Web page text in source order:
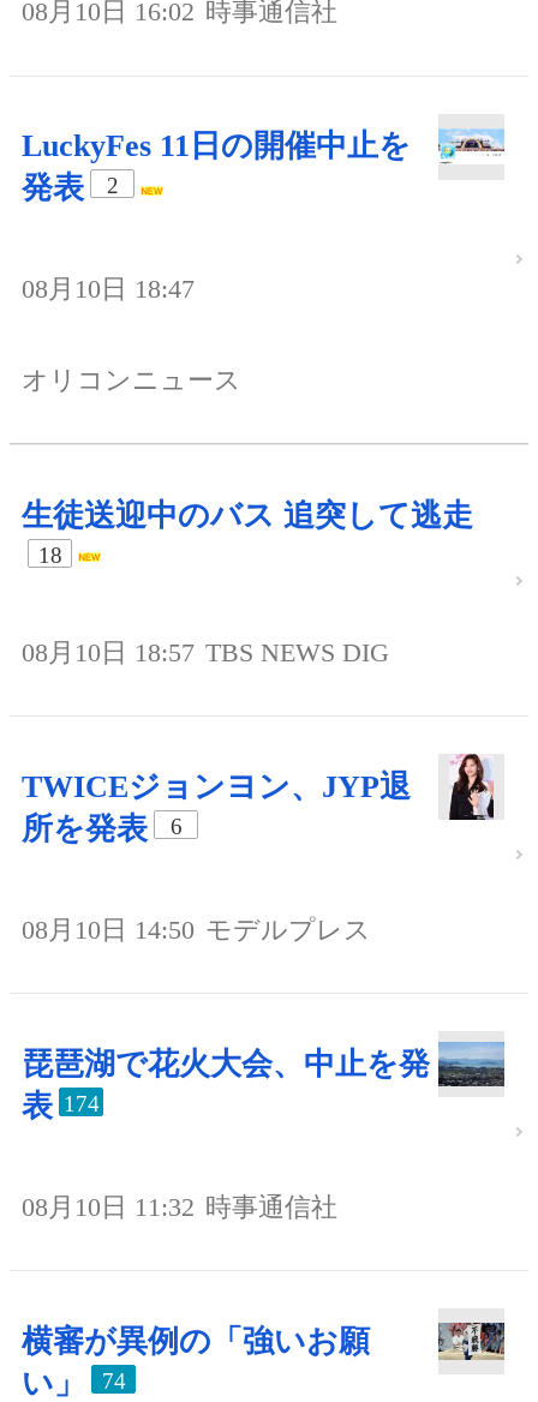
08月10日 16:02 時事通信社
LuckyFes 11日の開催中止を
発表
2
08月10日 18:47
オリコンニュース
生徒送迎中のバス 追突して逃走
18
08月10日 18:57 TBS NEWS DIG
TWICEジョンヨン、JYP退
所を発表
6
08月10日 14:50 モデルプレス
琵琶湖で花火大会、中止を発
表 174
08月10日 11:32 時事通信社
横審が異例の「強いお願
い」
74